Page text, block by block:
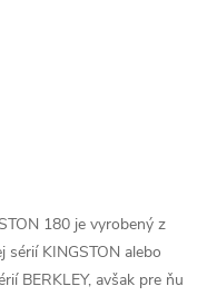
180 je vyrobený z
KINGSTON alebo
BERKLEY, avšak pre ňu